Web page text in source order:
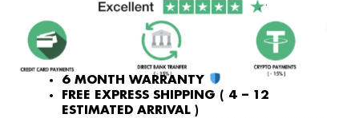
6 MONTH WARRANTY
FREE EXPRESS SHIPPING ( 4 – 12
ESTIMATED ARRIVAL )